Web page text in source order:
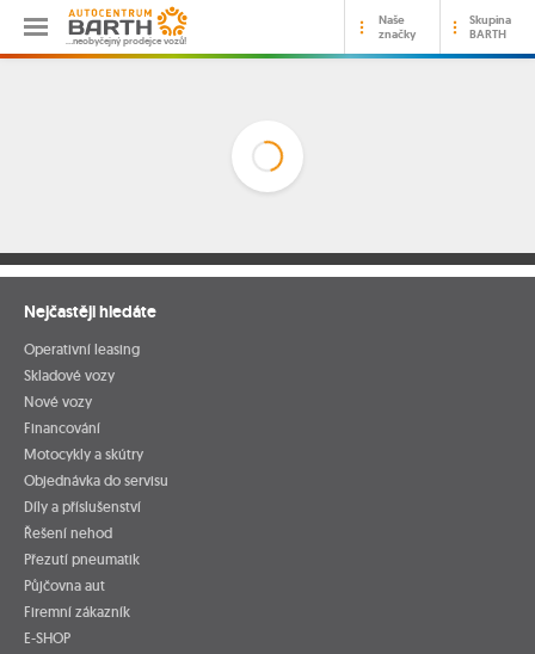
…neobyčejný prodejce vozů!
Naše
značky
Skupina
BARTH
Nejčastěji hledáte
Operativní leasing
Skladové vozy
Nové vozy
Financování
Motocykly a skútry
Objednávka do servisu
Díly a příslušenství
Řešení nehod
Přezutí pneumatik
Půjčovna aut
Firemní zákazník
E-SHOP